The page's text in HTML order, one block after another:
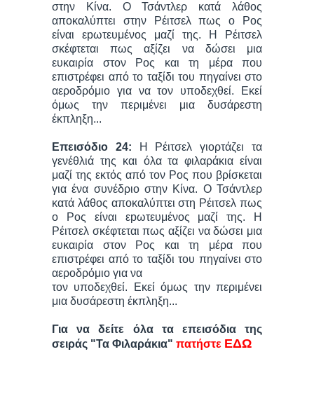
στην Κίνα. Ο Τσάντλερ κατά λάθος
αποκαλύπτει στην Ρέιτσελ πως ο Ρος
είναι εpωτευμένος μαζί της. Η Ρέιτσελ
σκέφτεται πως αξίζει να δώσει μια
ευκαιρία στον Ρος και τη μέρα που
επιστρέφει από το ταξίδι του πηγαίνει στο
αεροδρόμιο για να τον υποδεχθεί. Εκεί
όμως την περιμένει μια δυσάρεστη
έκπληξη...
Επεισόδιο 24:
Η Ρέιτσελ γιορτάζει τα
γενέθλιά της και όλα τα φιλαράκια είναι
μαζί της εκτός από τον Ρος που βρίσκεται
για ένα συνέδριο στην Κίνα. Ο Τσάντλερ
κατά λάθος αποκαλύπτει στη Ρέιτσελ πως
ο Ρος είναι εpωτευμένος μαζί της. Η
Ρέιτσελ σκέφτεται πως αξίζει να δώσει μια
ευκαιρία στον Ρος και τη μέρα που
επιστρέφει από το ταξίδι του πηγαίνει στο
αεροδρόμιο για να
τον υποδεχθεί. Εκεί όμως την περιμένει
μια δυσάρεστη έκπληξη...
Για να δείτε όλα τα επεισόδια της
σειράς "Τα Φιλαράκια" πατήστε ΕΔΩ